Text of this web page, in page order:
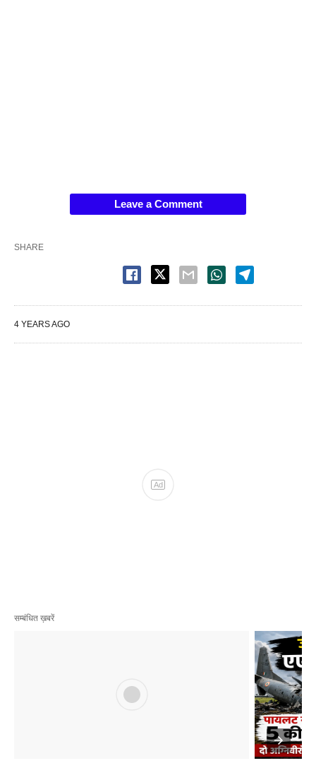
Leave a Comment
SHARE
4 YEARS AGO
सम्बंधित ख़बरें